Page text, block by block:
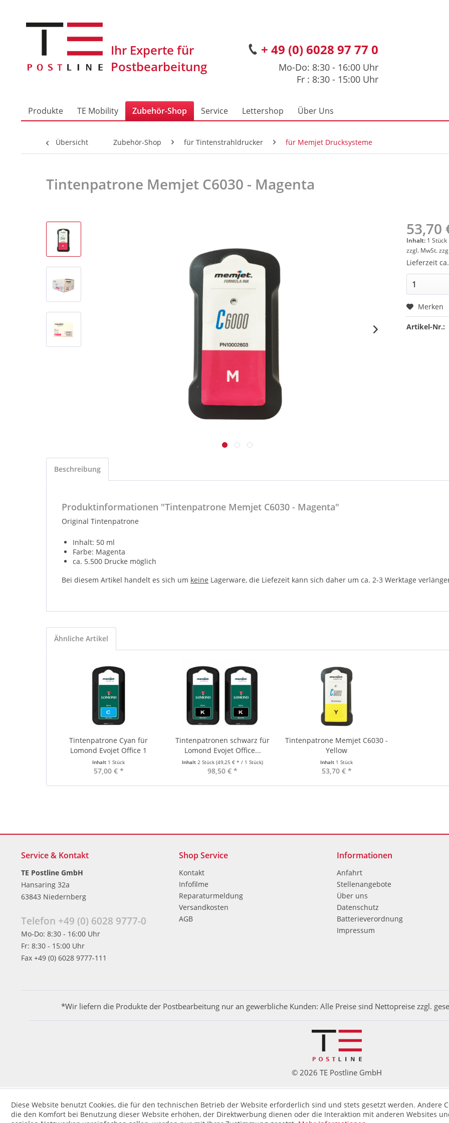
+ 49 (0) 6028 97 77 0
Mo-Do: 8:30 - 16:00 Uhr
Fr : 8:30 - 15:00 Uhr
Produkte TE Mobility Zubehör-Shop Service Lettershop Über Uns
Übersicht Zubehör-Shop für Tintenstrahldrucker für Memjet Drucksysteme
Tintenpatrone Memjet C6030 - Magenta
53,70
Inhalt: 1 Stück
zzgl. MwSt.
Lieferzeit
Merken
Artikel-Nr.:
Beschreibung
Produktinformationen "Tintenpatrone Memjet C6030 - Magenta"
Original Tintenpatrone
Inhalt: 50 ml
Farbe: Magenta
ca. 5.500 Drucke möglich
Bei diesem Artikel handelt es sich um keine Lagerware, die Liefezeit kann sich daher um ca. 2-3 Werktage
Ähnliche Artikel
Tintenpatrone Cyan für
Lomond Evojet Office 1
Inhalt 1 Stück
57,00 € *
Tintenpatronen schwarz für
Lomond Evojet Office...
Inhalt2 Stück(49,25 € * / 1 Stück)
98,50 € *
Tintenpatrone Memjet C6030 -
Yellow
Inhalt 1 Stück
53,70 € *
Service & Kontakt
TE Postline GmbH
Hansaring 32a
63843 Niedernberg
Telefon +49 (0) 6028 9777-0
Mo-Do: 8:30 - 16:00 Uhr
Fr: 8:30 - 15:00 Uhr
Fax +49 (0) 6028 9777-111
Shop Service
Kontakt
Infofilme
Reparaturmeldung
Versandkosten
AGB
Informationen
Anfahrt
Stellenangebote
Über uns
Datenschutz
Batterieverordnung
Impressum
*Wir liefern die Produkte der Postbearbeitung nur an gewerbliche Kunden: Alle Preise sind Nettopreise zzgl.
© 2026 TE Postline GmbH
Diese Website benutzt Cookies, die für den technischen Betrieb der Website erforderlich sind und stets gesetzt werden. Andere
die den Komfort bei Benutzung dieser Website erhöhen, der Direktwerbung dienen oder die Interaktion mit anderen Websites